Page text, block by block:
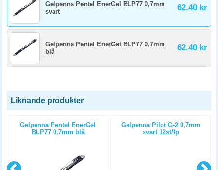
Gelpenna Pentel EnerGel BLP77 0,7mm
svart
62.40 kr
Gelpenna Pentel EnerGel BLP77 0,7mm
blå
62.40 kr
Liknande produkter
Gelpenna Pentel EnerGel
BLP77 0,7mm blå
Gelpenna Pilot G-2 0,7mm
svart 12st/fp